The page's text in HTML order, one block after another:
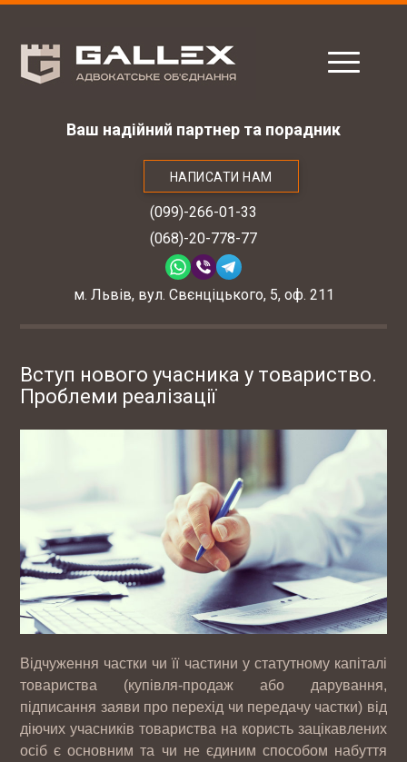
Ваш надійний партнер та порадник
НАПИСАТИ НАМ
(099)-266-01-33
(068)-20-778-77
м. Львів, вул. Свєнціцького, 5, оф. 211
Вступ нового учасника у товариство.
Проблеми реалізації
Відчуження частки чи її частини у статутному капіталі
товариства (купівля-продаж або дарування,
підписання заяви про перехід чи передачу частки) від
діючих учасників товариства на користь зацікавлених
осіб є основним та чи не єдиним способом набуття